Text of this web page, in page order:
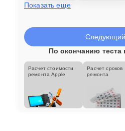
Показать еще
По окончанию теста
Расчет стоимости
ремонта Apple
Расчет сроков
ремонта